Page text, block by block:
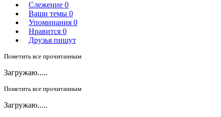
Слежение 0
Ваши темы 0
Упоминания 0
Нравится 0
Друзья пишут
Пометить все прочитанным
Загружаю.....
Пометить все прочитанным
Загружаю.....